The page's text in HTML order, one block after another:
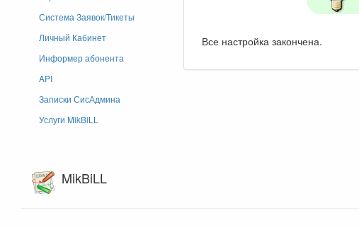
Система Заявок/Тикеты
Личный Кабинет
Информер абонента
API
Записки СисАдмина
Услуги MikBiLL
Все настройка закончена.
MikBiLL